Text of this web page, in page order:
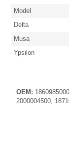
Model
Delta
Musa
Ypsilon
OEM:
2000004500,